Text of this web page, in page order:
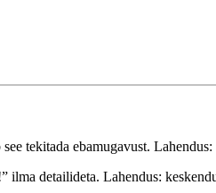
tekitada ebamugavust.
detailideta. Lahendus: